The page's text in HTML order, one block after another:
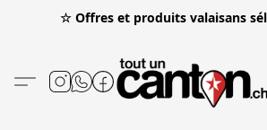
☆ Offres et produits valaisans